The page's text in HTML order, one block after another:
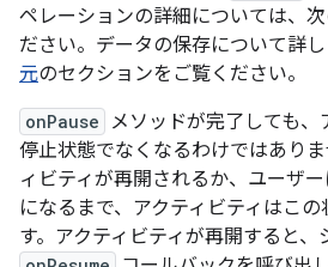
ペレーションの詳細については、
ださい。データの保存について詳し
元のセクションをご覧ください。
onPause
メソッドが完了しても、
停止状態でなくなるわけではあり
ィビティが再開されるか、ユーザ
になるまで、アクティビティはこ
す。アクティビティが再開すると、